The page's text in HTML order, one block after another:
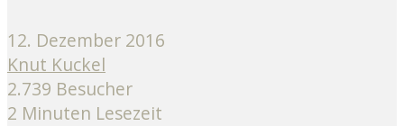
12. Dezember 2016
Knut Kuckel
2.739 Besucher
2 Minuten Lesezeit